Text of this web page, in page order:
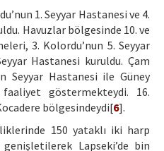
1. Seyyar Hastanesi ve 4.
Havuzlar bölgesinde 10. ve
3. Kolordu’nun 5. Seyyar
Hastanesi kuruldu. Çam
Seyyar Hastanesi ile Güney
faaliyet göstermekteydi. 16.
bölgesindeydi[6].
150 yataklı iki harp
Lapseki’de bin